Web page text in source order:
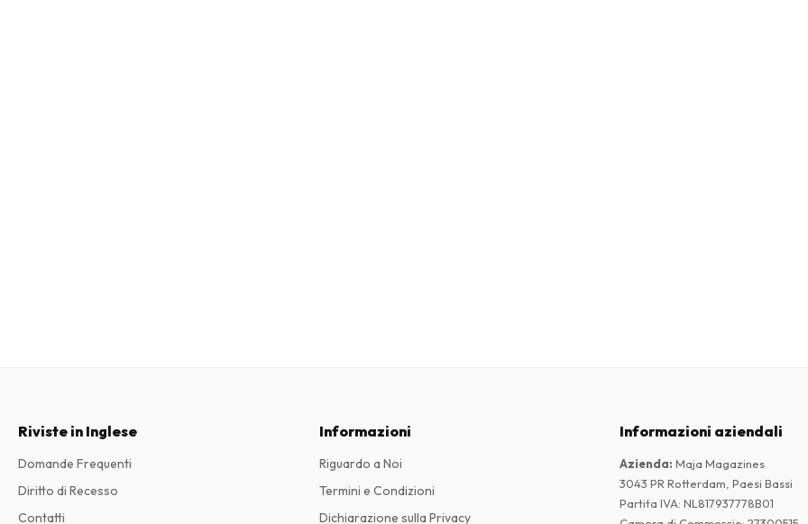
Riviste in Inglese
Domande Frequenti
Diritto di Recesso
Contatti
Informazioni
Riguardo a Noi
Termini e Condizioni
Dichiarazione sulla Privacy
Informazioni aziendali
Azienda: Maja Magazines
3043 PR Rotterdam, Paesi Bassi
Partita IVA: NL817937778B01